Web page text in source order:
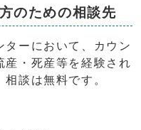
のための相談先
ターにおいて、カウン
産・死産等を経験され
談は無料です。